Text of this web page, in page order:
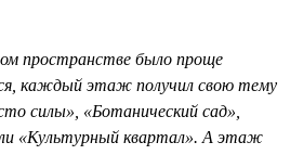
пространстве было проще
каждый этаж получил свою тему
силы», «Ботанический сад»,
«Культурный квартал». А этаж